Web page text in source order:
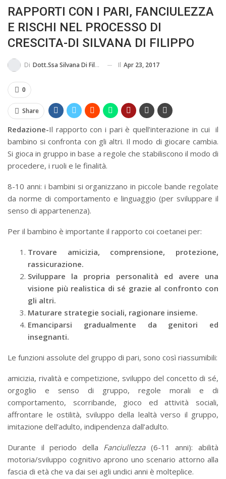
MA...
CIVILE E SOCIALE
RAPPORTI CON I PARI, FANCIULEZZA
E RISCHI NEL PROCESSO DI
CRESCITA-DI SILVANA DI FILIPPO
Di Dott.ssa Silvana Di Filippo Il Apr 23, 2017
0
Share
Redazione-Il rapporto con i pari è quell’interazione in cui il
bambino si confronta con gli altri. Il modo di giocare cambia.
Si gioca in gruppo in base a regole che stabiliscono il modo di
procedere, i ruoli e le finalità.
8-10 anni: i bambini si organizzano in piccole bande regolate
da norme di comportamento e linguaggio (per sviluppare il
senso di appartenenza).
Per il bambino è importante il rapporto coi coetanei per:
Trovare amicizia, comprensione, protezione,
rassicurazione.
Sviluppare la propria personalità ed avere una
visione più realistica di sé grazie al confronto con
gli altri.
Maturare strategie sociali, ragionare insieme.
Emanciparsi gradualmente da genitori ed
insegnanti.
Le funzioni assolute del gruppo di pari, sono così riassumibili:
amicizia, rivalità e competizione, sviluppo del concetto di sé,
orgoglio e senso di gruppo, regole morali e di
comportamento, scorribande, gioco ed attività sociali,
affrontare le ostilità, sviluppo della lealtà verso il gruppo,
imitazione dell’adulto, indipendenza dall’adulto.
Durante il periodo della Fanciullezza (6-11 anni): abilità
motoria/sviluppo cognitivo aprono uno scenario attorno alla
fascia di età che va dai sei agli undici anni è molteplice.